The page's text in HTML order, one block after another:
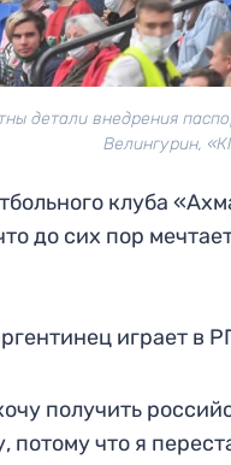
детали внедрения
Велингурин,
клуба
до сих пор
играет в
получить
потому что я